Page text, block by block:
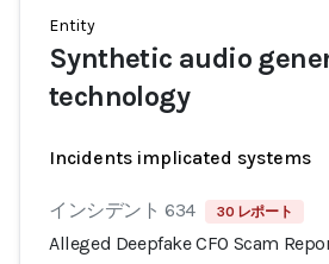
Entity
Synthetic audio
technology
Incidents implicated systems
インシデント 634 30 レポート
Alleged Deepfake CFO Scam